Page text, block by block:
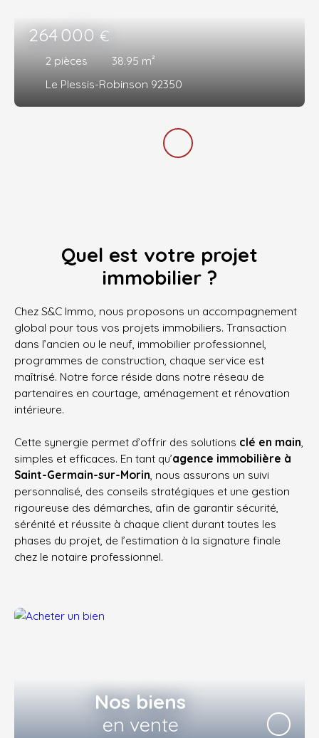
264 000€
2 pièces 38.95 m²
Le Plessis-Robinson 92350
Quel est votre projet
immobilier ?
Chez S&C Immo, nous proposons un accompagnement
global pour tous vos projets immobiliers. Transaction
dans l’ancien ou le neuf, immobilier professionnel,
programmes de construction, chaque service est
maîtrisé. Notre force réside dans notre réseau de
partenaires en courtage, aménagement et rénovation
intérieure.
Cette synergie permet d’offrir des solutions clé en main,
simples et efficaces. En tant qu’agence immobilière à
Saint-Germain-sur-Morin, nous assurons un suivi
personnalisé, des conseils stratégiques et une gestion
rigoureuse des démarches, afin de garantir sécurité,
sérénité et réussite à chaque client durant toutes les
phases du projet, de l’estimation à la signature finale
chez le notaire professionnel.
Nos biens
en vente